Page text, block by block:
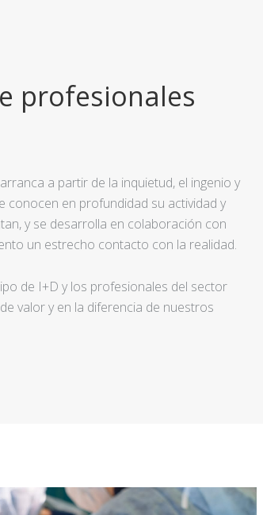
profesionales
a partir de la inquietud, el ingenio y
conocen en profundidad su actividad y
y se desarrolla en colaboración con
un estrecho contacto con la realidad.
de I+D y los profesionales del sector
valor y en la diferencia de nuestros